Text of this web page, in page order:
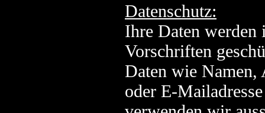
Datenschutz:
Ihre Daten werden
Vorschriften
Daten wie Namen,
oder E-